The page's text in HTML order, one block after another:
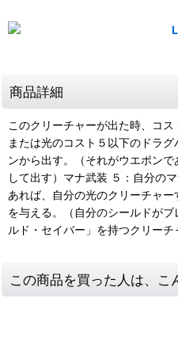
商品詳細
このクリーチャーが出た時、コス
または光のコスト５以下のドラ
ンから出す。（それがウエポン
して出す）マナ武装 ５：自分の
あれば、自分の光のクリーチャー
を与える。（自分のシールドが
ルド・セイバー」を持つクリーチ
この商品を買った人は、こ